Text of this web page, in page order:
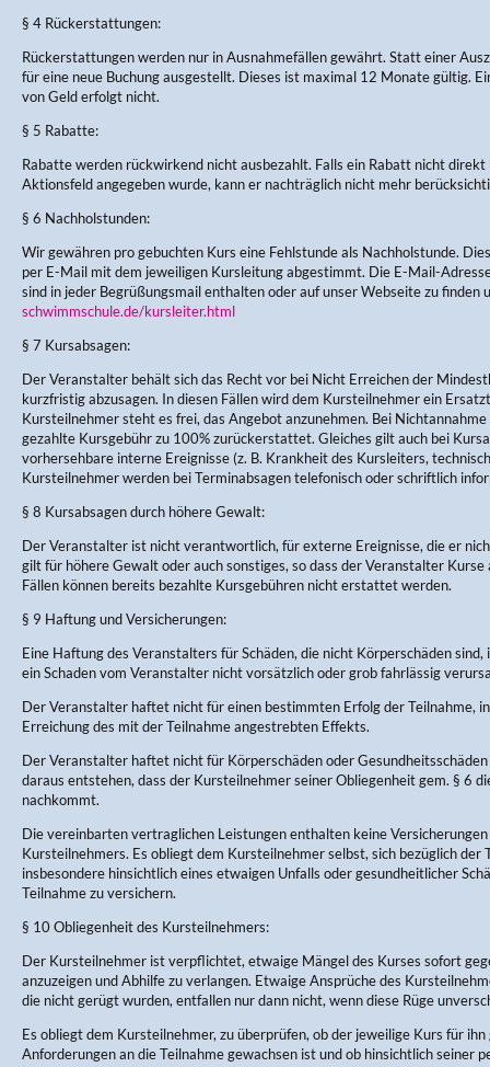
§ 4 Rückerstattungen:
Rückerstattungen werden nur in Ausnahmefällen gewährt. Statt einer
für eine neue Buchung ausgestellt. Dieses ist maximal 12 Monate gültig.
von Geld erfolgt nicht.
§ 5 Rabatte:
Rabatte werden rückwirkend nicht ausbezahlt. Falls ein Rabatt nicht direkt
Aktionsfeld angegeben wurde, kann er nachträglich nicht mehr
§ 6 Nachholstunden:
Wir gewähren pro gebuchten Kurs eine Fehlstunde als Nachholstunde.
per E-Mail mit dem jeweiligen Kursleitung abgestimmt. Die E-Mail-
sind in jeder Begrüßungsmail enthalten oder auf unser Webseite zu finden
schwimmschule.de/kursleiter.html
§ 7 Kursabsagen:
Der Veranstalter behält sich das Recht vor bei Nicht Erreichen der
kurzfristig abzusagen. In diesen Fällen wird dem Kursteilnehmer ein
Kursteilnehmer steht es frei, das Angebot anzunehmen. Bei
gezahlte Kursgebühr zu 100% zurückerstattet. Gleiches gilt auch bei
vorhersehbare interne Ereignisse (z. B. Krankheit des Kursleiters,
Kursteilnehmer werden bei Terminabsagen telefonisch oder schriftlich
§ 8 Kursabsagen durch höhere Gewalt:
Der Veranstalter ist nicht verantwortlich, für externe Ereignisse, die er
gilt für höhere Gewalt oder auch sonstiges, so dass der Veranstalter Kurse
Fällen können bereits bezahlte Kursgebühren nicht erstattet werden.
§ 9 Haftung und Versicherungen:
Eine Haftung des Veranstalters für Schäden, die nicht Körperschäden sind,
ein Schaden vom Veranstalter nicht vorsätzlich oder grob fahrlässig
Der Veranstalter haftet nicht für einen bestimmten Erfolg der Teilnahme,
Erreichung des mit der Teilnahme angestrebten Effekts.
Der Veranstalter haftet nicht für Körperschäden oder
daraus entstehen, dass der Kursteilnehmer seiner Obliegenheit gem. § 6
nachkommt.
Die vereinbarten vertraglichen Leistungen enthalten keine Versicherungen
Kursteilnehmers. Es obliegt dem Kursteilnehmer selbst, sich bezüglich der
insbesondere hinsichtlich eines etwaigen Unfalls oder gesundheitlicher
Teilnahme zu versichern.
§ 10 Obliegenheit des Kursteilnehmers:
Der Kursteilnehmer ist verpflichtet, etwaige Mängel des Kurses sofort
anzuzeigen und Abhilfe zu verlangen. Etwaige Ansprüche des
die nicht gerügt wurden, entfallen nur dann nicht, wenn diese Rüge
Es obliegt dem Kursteilnehmer, zu überprüfen, ob der jeweilige Kurs für
Anforderungen an die Teilnahme gewachsen ist und ob hinsichtlich seiner